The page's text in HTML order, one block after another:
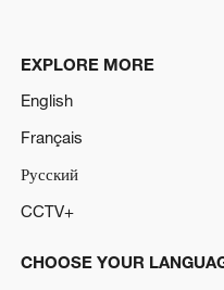
EXPLORE MORE
English
Français
Русский
CCTV+
CHOOSE YOUR